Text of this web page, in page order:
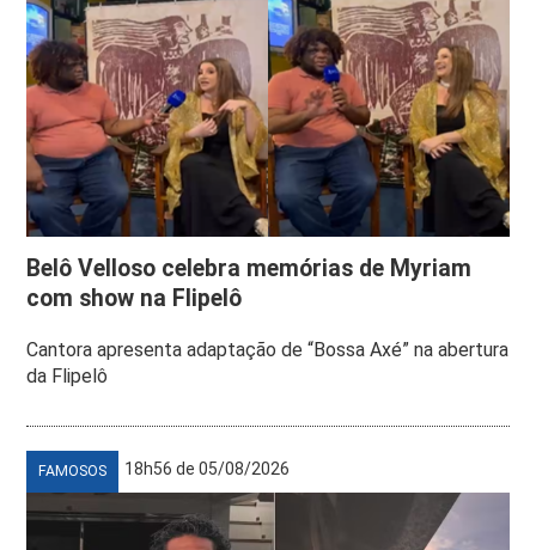
Belô Velloso celebra memórias de Myriam
com show na Flipelô
Cantora apresenta adaptação de “Bossa Axé” na abertura
da Flipelô
FAMOSOS 18h56 de 05/08/2026